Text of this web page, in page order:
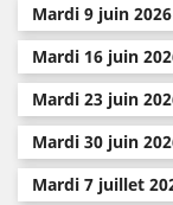
Mardi 9 juin
Mardi 16 juin
Mardi 23 juin
Mardi 30 juin
Mardi 7 juillet